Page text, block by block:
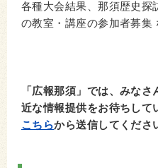
各種大会結果、那須歴史探
の教室・講座の参加者募集
「広報那須」では、みな
近な情報提供をお待ちして
こちらから送信してくださ